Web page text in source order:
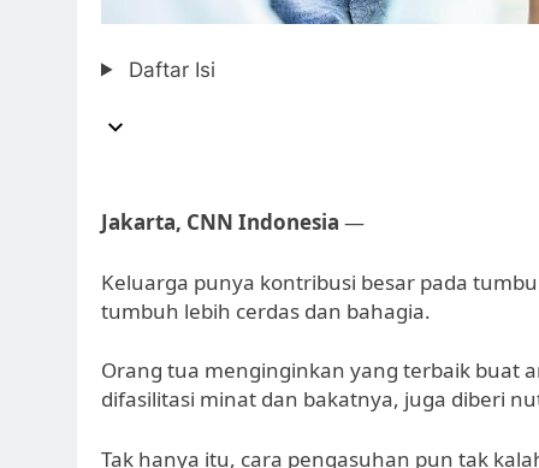
Daftar Isi
Jakarta, CNN Indonesia —
Keluarga punya kontribusi besar pada
tumbuh lebih cerdas dan bahagia.
Orang tua menginginkan yang terbaik buat
difasilitasi minat dan bakatnya, juga diberi
Tak hanya itu, cara pengasuhan pun tak